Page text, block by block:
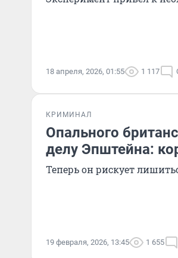
18 апреля, 2026, 01:55 1 117
КРИМИНАЛ
Опального
делу Эпштейна:
Теперь он рискует
19 февраля, 2026, 13:45 1 655